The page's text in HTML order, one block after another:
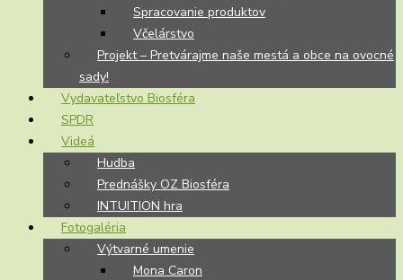
Spracovanie produktov
Včelárstvo
Projekt – Pretvárajme naše mestá a obce na ovocné
sady!
Vydavateľstvo Biosféra
SPDR
Videá
Hudba
Prednášky OZ Biosféra
INTUITION hra
Fotogaléria
Výtvarné umenie
Mona Caron